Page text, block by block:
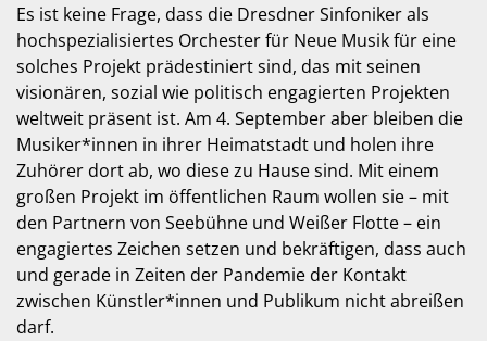
Es ist keine Frage, dass die Dresdner Sinfoniker als
hochspezialisiertes Orchester für Neue Musik für eine
solches Projekt prädestiniert sind, das mit seinen
visionären, sozial wie politisch engagierten Projekten
weltweit präsent ist. Am 4. September aber bleiben die
Musiker*innen in ihrer Heimatstadt und holen ihre
Zuhörer dort ab, wo diese zu Hause sind. Mit einem
großen Projekt im öffentlichen Raum wollen sie – mit
den Partnern von Seebühne und Weißer Flotte – ein
engagiertes Zeichen setzen und bekräftigen, dass auch
und gerade in Zeiten der Pandemie der Kontakt
zwischen Künstler*innen und Publikum nicht abreißen
darf.